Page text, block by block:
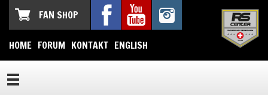
FAN SHOP
HOME FORUM KONTAKT ENGLISH